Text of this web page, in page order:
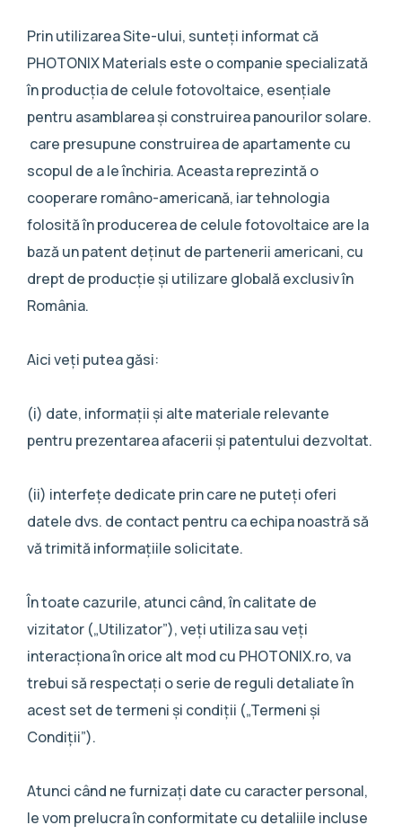
Prin utilizarea Site-ului, sunteți informat că
PHOTONIX Materials este o companie specializată
în producția de celule fotovoltaice, esențiale
pentru asamblarea și construirea panourilor solare.
care presupune construirea de apartamente cu
scopul de a le închiria. Aceasta reprezintă o
cooperare româno-americană, iar tehnologia
folosită în producerea de celule fotovoltaice are la
bază un patent deținut de partenerii americani, cu
drept de producție și utilizare globală exclusiv în
România.
Aici veți putea găsi:
(i) date, informații și alte materiale relevante
pentru prezentarea afacerii și patentului dezvoltat.
(ii) interfețe dedicate prin care ne puteți oferi
datele dvs. de contact pentru ca echipa noastră să
vă trimită informațiile solicitate.
În toate cazurile, atunci când, în calitate de
vizitator („Utilizator”), veți utiliza sau veți
interacționa în orice alt mod cu PHOTONIX.ro, va
trebui să respectați o serie de reguli detaliate în
acest set de termeni și condiții („Termeni și
Condiții”).
Atunci când ne furnizați date cu caracter personal,
le vom prelucra în conformitate cu detaliile incluse